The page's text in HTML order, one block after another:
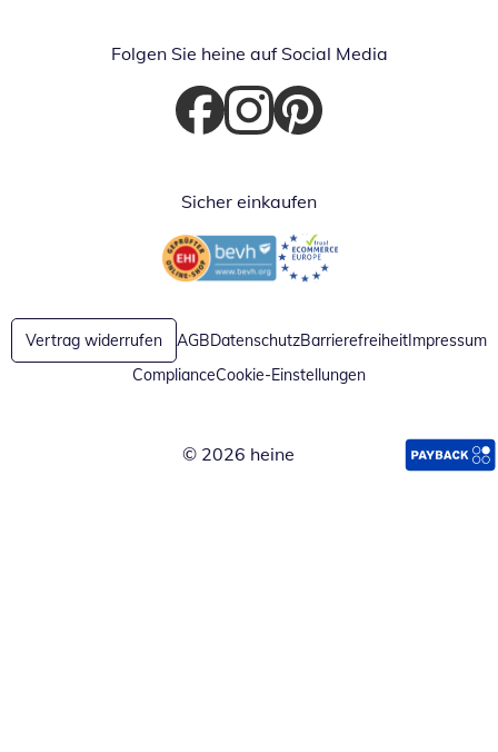
Folgen Sie heine auf Social Media
Öffnet in neuem Fenster
Öffnet in neuem Fenster
Öffnet in neuem Fenster
Sicher einkaufen
Öffnet in neuem FensterÖffnet in neuem Fenster
Vertrag widerrufen AGBDatenschutzBarrierefreiheitImpressum
ComplianceCookie-Einstellungen
© 2026 heine